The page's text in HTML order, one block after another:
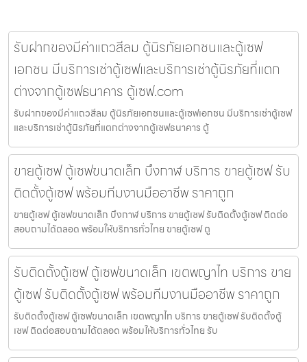
รับฝากของมีค่าแถวสีลม ตู้นิรภัยเอกชนและตู้เซฟ
เอกชน มีบริการเช่าตู้เซฟและบริการเช่าตู้นิรภัยที่แตก
ต่างจากตู้เซฟธนาคาร ตู้เซฟ.com
รับฝากของมีค่าแถวสีลม ตู้นิรภัยเอกชนและตู้เซฟเอกชน มีบริการเช่าตู้เซฟ
และบริการเช่าตู้นิรภัยที่แตกต่างจากตู้เซฟธนาคาร ตู้
ขายตู้เซฟ ตู้เซฟขนาดเล็ก บึงกาฬ บริการ ขายตู้เซฟ รับ
ติดตั้งตู้เซฟ พร้อมทีมงานมืออาชีพ ราคาถูก
ขายตู้เซฟ ตู้เซฟขนาดเล็ก บึงกาฬ บริการ ขายตู้เซฟ รับติดตั้งตู้เซฟ ติดต่อ
สอบถามได้ตลอด พร้อมให้บริการทั่วไทย ขายตู้เซฟ ตู
รับติดตั้งตู้เซฟ ตู้เซฟขนาดเล็ก เขตพญาไท บริการ ขาย
ตู้เซฟ รับติดตั้งตู้เซฟ พร้อมทีมงานมืออาชีพ ราคาถูก
รับติดตั้งตู้เซฟ ตู้เซฟขนาดเล็ก เขตพญาไท บริการ ขายตู้เซฟ รับติดตั้งตู้
เซฟ ติดต่อสอบถามได้ตลอด พร้อมให้บริการทั่วไทย รับ